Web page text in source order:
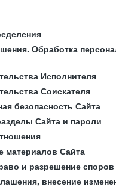
Обработка
Исполнителя
Соискателя
безопасность Сайта
Сайта и пароли
материалов Сайта
и разрешение споров
внесение